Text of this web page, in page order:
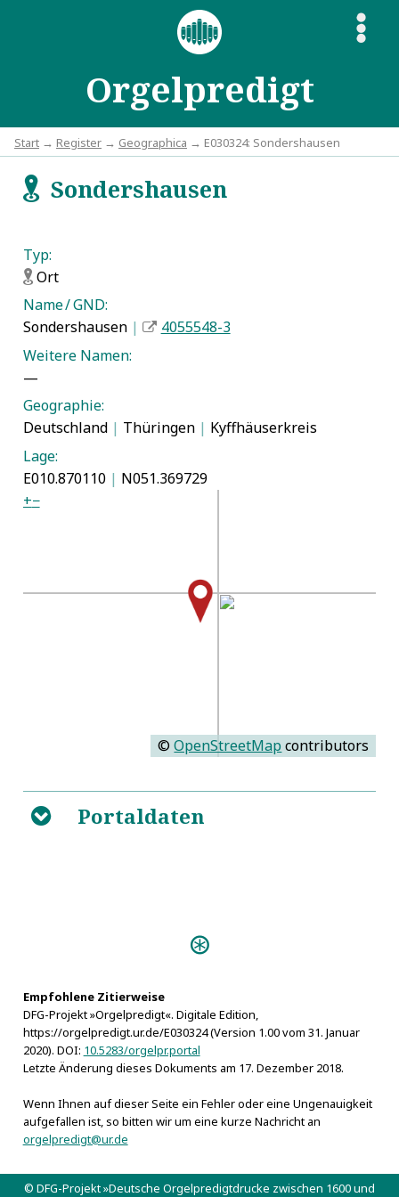
Orgelpredigt
S
Start → Register → Geographica → E030324: Sondershausen
fSondershausen
Typ:
fOrt
Name / GND:
Sondershausen |
4055548-3
Weitere Namen:
—
Geographie:
Deutschland | Thüringen | Kyffhäuserkreis
Lage:
E010.870110 | N051.369729
+−
©OpenStreetMap contributors
B Portaldaten
Boxberg, Christian Ludwig
Loescher, Caspar
Löscher, Valentin Ernst
Reinhard, Michael Heinrich
Empfohlene Zitierweise
DFG-Projekt »Orgelpredigt«. Digitale Edition,
https://orgelpredigt.ur.de/E030324 (Version 1.00 vom 31. Januar
2020). DOI: 10.5283/orgelpr.portal
Letzte Änderung dieses Dokuments am 17. Dezember 2018.
Wenn Ihnen auf dieser Seite ein Fehler oder eine Ungenauigkeit
aufgefallen ist, so bitten wir um eine kurze Nachricht an
orgelpredigt@ur.de
© DFG-Projekt »Deutsche Orgelpredigtdrucke zwischen 1600 und